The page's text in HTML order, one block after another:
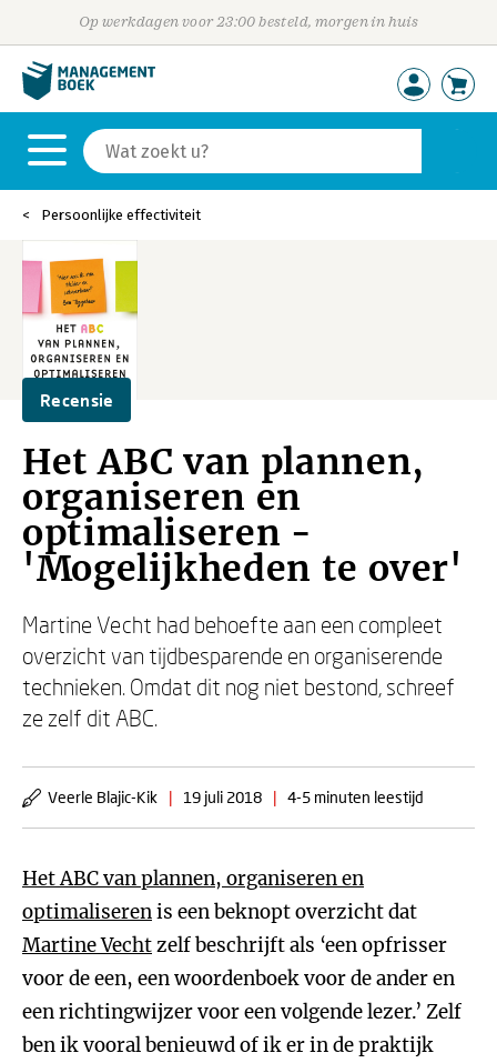
Op werkdagen voor 23:00 besteld, morgen in huis
Persoonlijke effectiviteit
Recensie
Het ABC van plannen,
organiseren en
optimaliseren -
'Mogelijkheden te over'
Martine Vecht had behoefte aan een compleet
overzicht van tijdbesparende en organiserende
technieken. Omdat dit nog niet bestond, schreef
ze zelf dit ABC.
Veerle Blajic-Kik | 19 juli 2018 | 4-5 minuten leestijd
Het ABC van plannen, organiseren en
optimaliserenis een beknopt overzicht dat
Martine Vechtzelf beschrijft als ‘een opfrisser
voor de een, een woordenboek voor de ander en
een richtingwijzer voor een volgende lezer.’ Zelf
ben ik vooral benieuwd of ik er in de praktijk